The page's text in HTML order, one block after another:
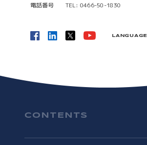
CONTENTS
電話番号
TEL: 0466-50-1830
LANGUAGE